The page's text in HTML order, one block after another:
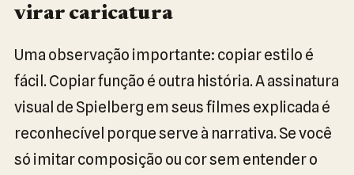
virar caricatura
Uma observação importante: copiar estilo é
fácil. Copiar função é outra história. A assinatura
visual de Spielberg em seus filmes explicada é
reconhecível porque serve à narrativa. Se você
só imitar composição ou cor sem entender o